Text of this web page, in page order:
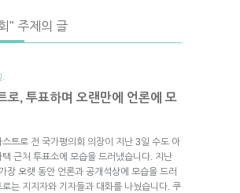
" 주제의 글
로, 투표하며 오랜만에 언론에 모
트로 전 국가평의회 의장이 지난 3일 수도 아
택 근처 투표소에 모습을 드러냈습니다. 지난
장 오랫 동안 언론과 공개석상에 모습을 드러
로는 지지자와 기자들과 대화를 나눴습니다. 쿠